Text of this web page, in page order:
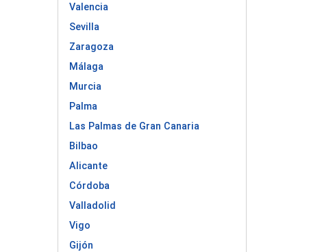
Valencia
Sevilla
Zaragoza
Málaga
Murcia
Palma
Las Palmas de Gran Canaria
Bilbao
Alicante
Córdoba
Valladolid
Vigo
Gijón